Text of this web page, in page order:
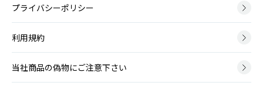
いんとうがん
咽頭とは鼻の奥から食道の上までの、空気や飲食物が通るところで
す。上から順に上咽頭・中咽頭・下咽頭に分けられ、いずれの部位に
もがんができます。
アデノイド増殖症
吃音
きつおん
吃音（きつおん、どもり）とは、声を出す通り道に異常はみられませ
んが、滑らかな発話ができない言語障害です。
脳血管障害後
脳血管障害とは、脳の血管がつまる脳梗塞と、脳の血管が破れる脳出
血・くも膜下出血のことで、その後遺症としてのどに症状がでること
があります。
プライバシーポリシー
利用規約
当社商品の偽物にご注意下さい